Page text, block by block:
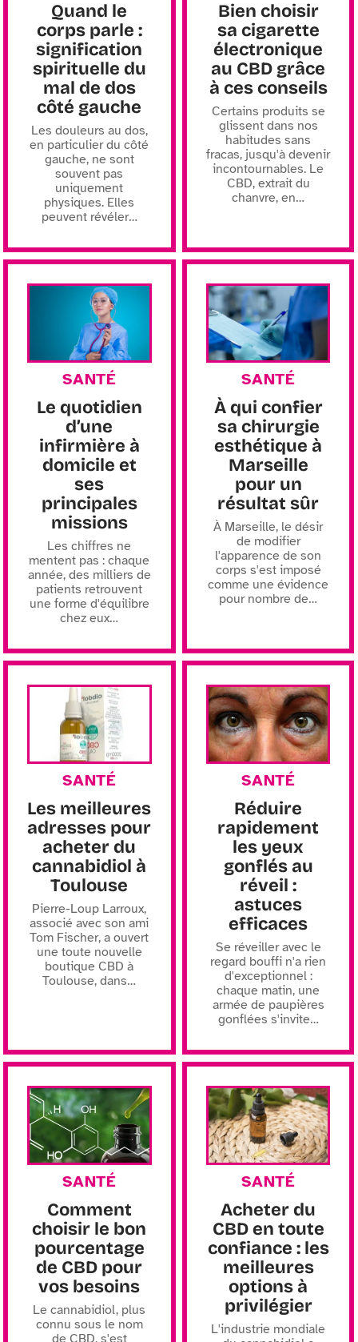
Quand le
corps parle :
signification
spirituelle du
mal de dos
côté gauche
Les douleurs au dos,
en particulier du côté
gauche, ne sont
souvent pas
uniquement
physiques. Elles
peuvent révéler…
Bien choisir
sa cigarette
électronique
au CBD grâce
à ces conseils
Certains produits se
glissent dans nos
habitudes sans
fracas, jusqu'à devenir
incontournables. Le
CBD, extrait du
chanvre, en…
SANTÉ
Le quotidien
d’une
infirmière à
domicile et
ses
principales
missions
Les chiffres ne
mentent pas : chaque
année, des milliers de
patients retrouvent
une forme d'équilibre
chez eux…
SANTÉ
À qui confier
sa chirurgie
esthétique à
Marseille
pour un
résultat sûr
À Marseille, le désir
de modifier
l'apparence de son
corps s'est imposé
comme une évidence
pour nombre de…
SANTÉ
Les meilleures
adresses pour
acheter du
cannabidiol à
Toulouse
Pierre-Loup Larroux,
associé avec son ami
Tom Fischer, a ouvert
une toute nouvelle
boutique CBD à
Toulouse, dans…
SANTÉ
Réduire
rapidement
les yeux
gonflés au
réveil :
astuces
efficaces
Se réveiller avec le
regard bouffi n'a rien
d'exceptionnel :
chaque matin, une
armée de paupières
gonflées s'invite…
SANTÉ
Comment
choisir le bon
pourcentage
de CBD pour
vos besoins
Le cannabidiol, plus
connu sous le nom
SANTÉ
Acheter du
CBD en toute
confiance : les
meilleures
options à
privilégier
L'industrie mondiale